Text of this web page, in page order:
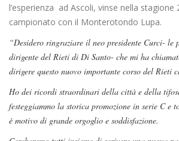
l’esperienza ad Ascoli, vinse nella stagione
campionato con il Monterotondo Lupa.
“Desidero ringraziare il neo presidente Curci- le
dirigente del Rieti di Di Santo- che mi ha
dirigere questo nuovo importante corso del Rieti
Ho dei ricordi straordinari della città e della
festeggiammo la storica promozione in serie C e
è motivo di grande orgoglio e soddisfazione.